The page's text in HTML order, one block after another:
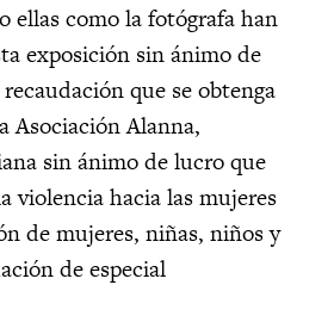
ellas como la fotógrafa han
exposición sin ánimo de
que se obtenga
Asociación Alanna,
sin ánimo de lucro que
violencia hacia las mujeres
de mujeres, niñas, niños y
de especial